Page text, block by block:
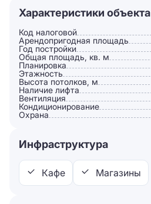
Характеристики объекта
Код налоговой
Арендопригодная площадь
Год постройки
Общая площадь, кв. м
Планировка
Этажность
Высота потолков, м
Наличие лифта
Вентиляция
Кондиционирование
Охрана
Инфраструктура
Кафе Магазины